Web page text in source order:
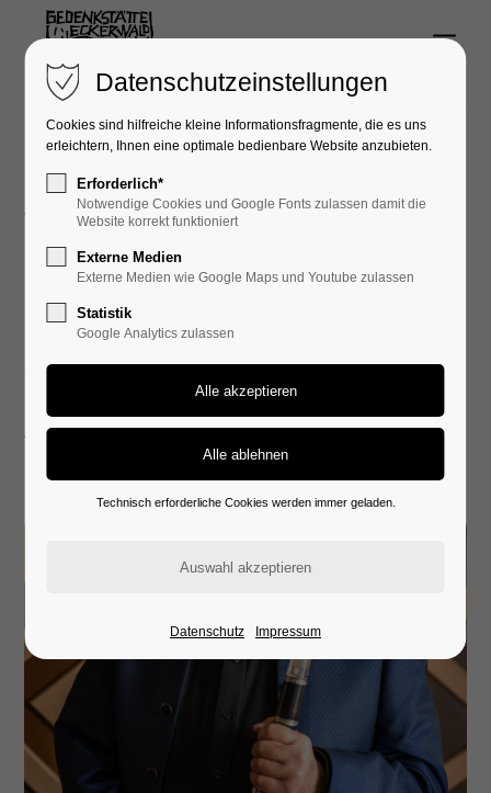
Login
Passwort
Anmelden
Lost your password?
Lorem ipsum dolor sit amet:
We offer support for our customers
Mon - Fri 8:00am - 5:00pm
Get in touch
Menu
Aktuelles
Januar 2026
08. Jan, 2026
Pressemitteilung
Veranstaltung Jahrestag
Befreiung von Auschwitz
Datenschutzeinstellungen
Cookies sind hilfreiche kleine Informationsfragmente, die es uns
erleichtern, Ihnen eine optimale bedienbare Website anzubieten.
Erforderlich*
Notwendige Cookies und Google Fonts zulassen damit die
Website korrekt funktioniert
Externe Medien
Externe Medien wie Google Maps und Youtube zulassen
Statistik
Google Analytics zulassen
Technisch erforderliche Cookies werden immer geladen.
Datenschutz Impressum